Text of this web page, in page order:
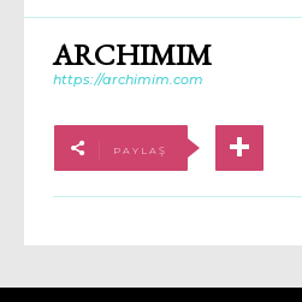
ARCHIMIM
https://archimim.com
PAYLAŞ